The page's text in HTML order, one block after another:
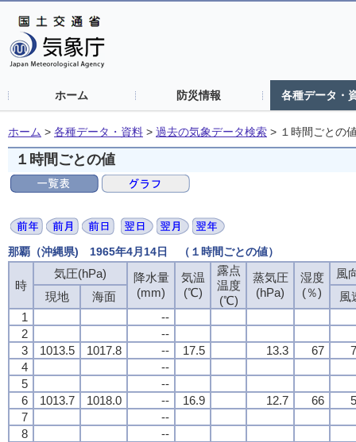
ホーム 防災情報 各種データ・
ホーム > 各種データ・資料 > 過去の気象データ検索 > １時間ごとの
１時間ごとの値
那覇（沖縄県) 1965年4月14日 （１時間ごとの値）
時
気圧(hPa)
降水量
(mm)
気温
(℃)
露点
温度
(℃)
蒸気圧
(hPa)
湿度
(％)
風
現地
海面
風
1
--
2
--
3
1013.5 1017.8 -- 17.5 13.3 67
4
--
5
--
6
1013.7 1018.0 -- 16.9 12.7 66
7
--
8
--
時
気圧(hPa)
降水量
(mm)
気温
(℃)
露点
温度
(℃)
蒸気圧
(hPa)
湿度
(％)
風
現地
海面
風
1
--
2
--
3
1013.5 1017.8 -- 17.5 13.3 67
4
--
5
--
6
1013.7 1018.0 -- 16.9 12.7 66
7
--
8
--
時
気圧(hPa)
降水量
(mm)
気温
(℃)
露点
温度
(℃)
蒸気圧
(hPa)
湿度
(％)
風
現地
海面
風
1
--
2
--
3
1013.5 1017.8 -- 17.5 13.3 67
4
--
5
--
6
1013.7 1018.0 -- 16.9 12.7 66
7
--
8
--
時
気圧(hPa)
降水量
(mm)
気温
(℃)
露点
温度
(℃)
蒸気圧
(hPa)
湿度
(％)
風
現地
海面
風
1
--
2
--
3
1013.5 1017.8 -- 17.5 13.3 67
4
--
5
--
6
1013.7 1018.0 -- 16.9 12.7 66
7
--
8
--